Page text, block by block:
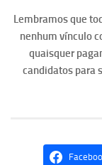
Lembramos que
nenhum vínculo
quaisquer
candidatos para